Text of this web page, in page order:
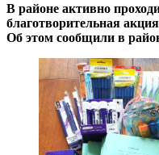
В районе активно
благотворительная
Об этом сообщили в